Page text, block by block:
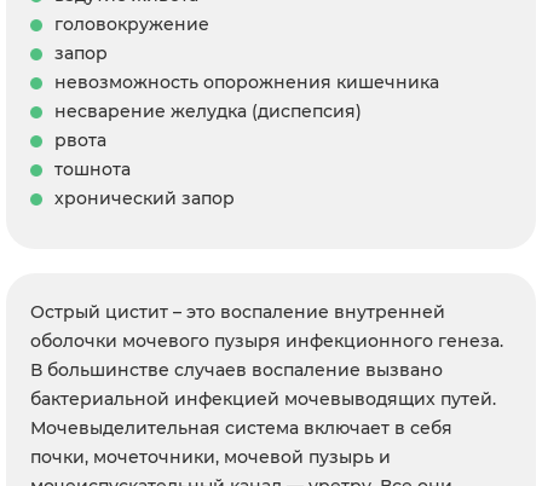
головокружение
запор
невозможность опорожнения кишечника
несварение желудка (диспепсия)
рвота
тошнота
хронический запор
Острый цистит – это воспаление внутренней
оболочки мочевого пузыря инфекционного генеза.
В большинстве случаев воспаление вызвано
бактериальной инфекцией мочевыводящих путей.
Мочевыделительная система включает в себя
почки, мочеточники, мочевой пузырь и